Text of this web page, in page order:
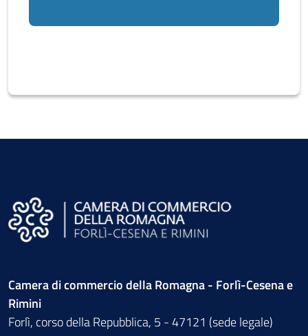
Camera di commercio della Romagna - Forlì-Cesena e
Rimini
Forlì, corso della Repubblica, 5 - 47121 (sede legale)